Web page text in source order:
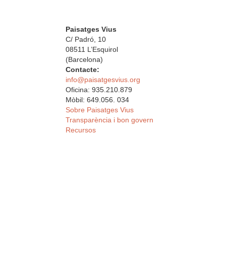
Paisatges Vius
C/ Padró, 10
08511 L’Esquirol
(Barcelona)
Contacte:
info@paisatgesvius.org
Oficina: 935.210.879
Mòbil: 649.056. 034
Sobre Paisatges Vius
Transparència i bon govern
Recursos